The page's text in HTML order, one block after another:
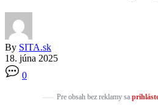
By SITA.sk
18. júna 2025
0
Pre obsah bez reklamy sa